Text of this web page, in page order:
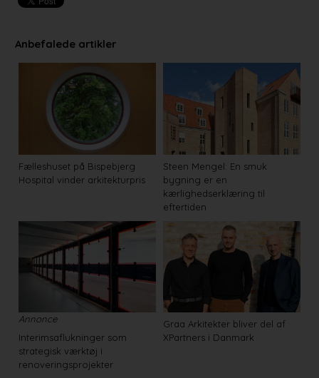
Anbefalede artikler
Fælleshuset på Bispebjerg
Hospital vinder arkitekturpris
Steen Mengel: En smuk
bygning er en
kærlighedserklæring til
eftertiden
Annonce
Interimsaflukninger som
strategisk værktøj i
renoveringsprojekter
Graa Arkitekter bliver del af
XPartners i Danmark